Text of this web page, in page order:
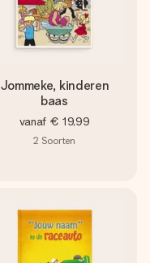
Jommeke, kinderen
baas
vanaf € 19,99
2 Soorten